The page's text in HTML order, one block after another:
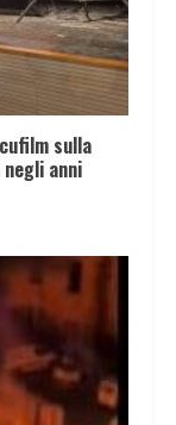
sulla
anni